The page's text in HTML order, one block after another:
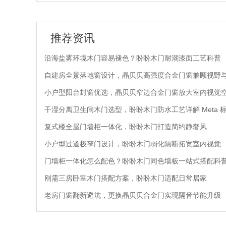
推荐资讯
沿海盐雾环境木门容易褪色？盼盼木门耐潮漆面工艺科普
自建房全景落地窗设计，晶贝贝高强度合金门窗兼顾视野
小户型阳台封窗优选，晶贝贝窄边合金门窗放大室内视觉
干湿分离卫生间木门选型，盼盼木门防水工艺详解 Meta
复式楼全屋门墙柜一体化，盼盼木门打造简约静奢风
小户型过道极窄门设计，盼盼木门弱化隔断拓宽室内视觉
门墙柜一体化怎么配色？盼盼木门同色墙板一站式搭配科
刚需三房卧室木门搭配方案，盼盼木门适配日常居家
老房门窗翻新避坑，更换晶贝贝合金门实现隔音节能升级